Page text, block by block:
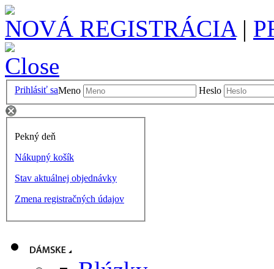
NOVÁ REGISTRÁCIA|
Meno Heslo
Prihlásiť sa
Pekný deň
Nákupný košík
Stav aktuálnej objednávky
Zmena registračných údajov